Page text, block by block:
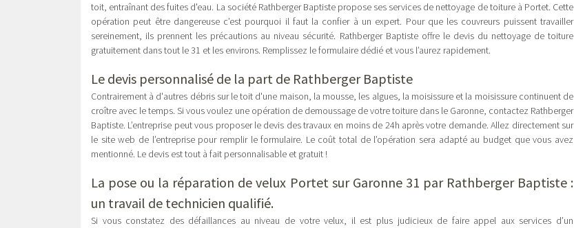
toit, entraînant des fuites d'eau. La société Rathberger Baptiste propose ses services de nettoyage de toiture à Portet. Cette
opération peut être dangereuse c’est pourquoi il faut la confier à un expert. Pour que les couvreurs puissent travailler
sereinement, ils prennent les précautions au niveau sécurité. Rathberger Baptiste offre le devis du nettoyage de toiture
gratuitement dans tout le 31 et les environs. Remplissez le formulaire dédié et vous l’aurez rapidement.
Le devis personnalisé de la part de Rathberger Baptiste
Contrairement à d'autres débris sur le toit d'une maison, la mousse, les algues, la moisissure et la moisissure continuent de
croître avec le temps. Si vous voulez une opération de demoussage de votre toiture dans le Garonne, contactez Rathberger
Baptiste. L’entreprise peut vous proposer le devis des travaux en moins de 24h après votre demande. Allez directement sur
le site web de l’entreprise pour remplir le formulaire. Le coût total de l’opération sera adapté au budget que vous avez
mentionné. Le devis est tout à fait personnalisable et gratuit !
La pose ou la réparation de velux Portet sur Garonne 31 par Rathberger Baptiste :
un travail de technicien qualifié.
Si vous constatez des défaillances au niveau de votre velux, il est plus judicieux de faire appel aux services d’un